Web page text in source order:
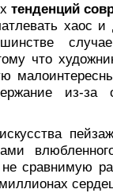
тенденций
хаос
что
из-за
сравнимую